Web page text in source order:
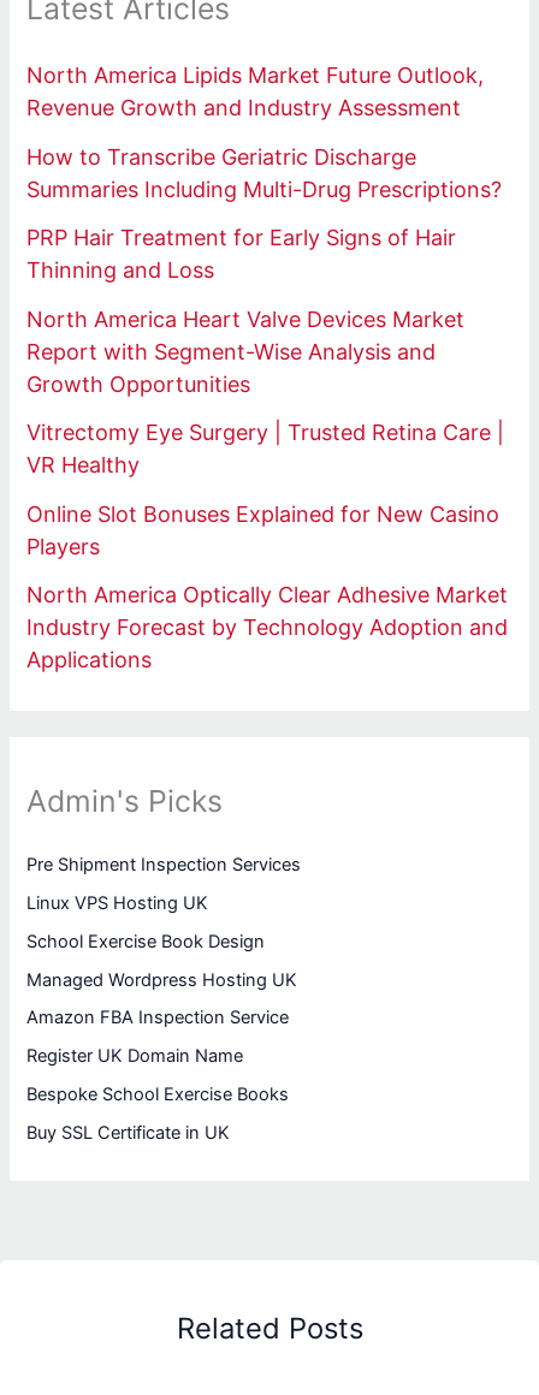
Latest Articles
North America Lipids Market Future Outlook,
Revenue Growth and Industry Assessment
How to Transcribe Geriatric Discharge
Summaries Including Multi-Drug Prescriptions?
PRP Hair Treatment for Early Signs of Hair
Thinning and Loss
North America Heart Valve Devices Market
Report with Segment-Wise Analysis and
Growth Opportunities
Vitrectomy Eye Surgery | Trusted Retina Care |
VR Healthy
Online Slot Bonuses Explained for New Casino
Players
North America Optically Clear Adhesive Market
Industry Forecast by Technology Adoption and
Applications
Admin's Picks
Pre Shipment Inspection Services
Linux VPS Hosting UK
School Exercise Book Design
Managed Wordpress Hosting UK
Amazon FBA Inspection Service
Register UK Domain Name
Bespoke School Exercise Books
Buy SSL Certificate in UK
Related Posts